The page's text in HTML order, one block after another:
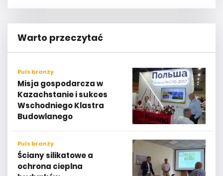
Warto przeczytać
Puls branży
Misja gospodarcza w
Kazachstanie i sukces
Wschodniego Klastra
Budowlanego
Puls branży
Ściany silikatowe a
ochrona cieplna